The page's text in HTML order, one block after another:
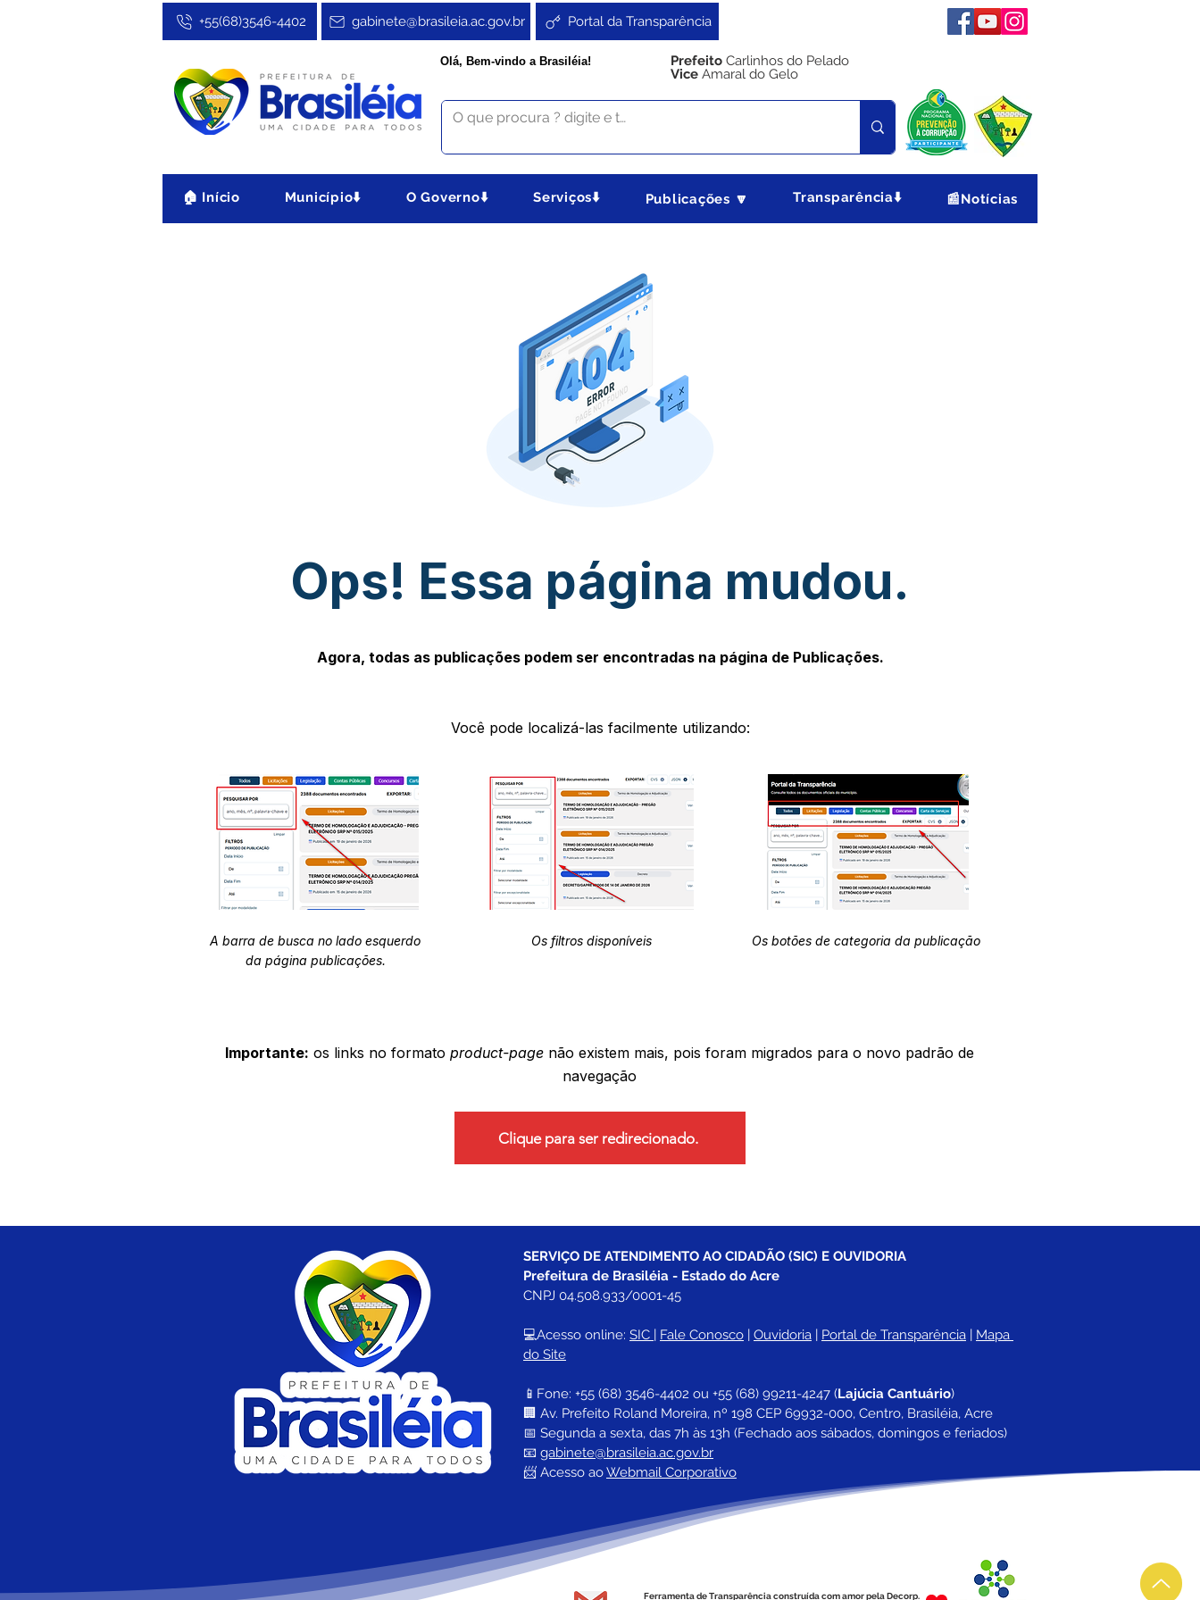
Portal da Transparência
gabinete@brasileia.ac.gov.br
+55(68)3546-4402
Olá, Bem-vindo a Brasiléia! Prefeito Carlinhos do Pelado
Vice Amaral do Gelo
🏠 Início Município⬇️ O Governo⬇️ Serviços⬇️ Publicações 🔽 Transparência⬇️ 📰Notícias
Ops! Essa página mudou.
Agora, todas as publicações podem ser encontradas na página de Publicações.
Você pode localizá-las facilmente utilizando:
A barra de busca no lado esquerdo
da página publicações.
Os filtros disponíveis Os botões de categoria da publicação
Importante: os links no formato product-page não existem mais, pois foram migrados para o novo padrão de
navegação
Clique para ser redirecionado.
SERVIÇO DE ATENDIMENTO AO CIDADÃO (SIC) E OUVIDORIA
Prefeitura de Brasiléia - Estado do Acre
CNPJ 04.508.933/0001-45
💻Acesso online: SIC | Fale Conosco | Ouvidoria | Portal de Transparência | Mapa
do Site
📱Fone: +55 (68) 3546-4402 ou +55 (68) 99211-4247 (Lajúcia Cantuário)
🏢 Av. Prefeito Roland Moreira, nº 198 CEP 69932-000, Centro, Brasiléia, Acre
📅 Segunda a sexta, das 7h às 13h (Fechado aos sábados, domingos e feriados)
📧 gabinete@brasileia.ac.gov.br
📨 Acesso ao Webmail Corporativo
Ferramenta de Transparência construída com amor pela Decorp.